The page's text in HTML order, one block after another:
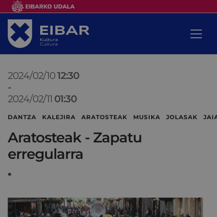
2024/02/1012:30
-
2024/02/11 01:30
DANTZA KALEJIRA ARATOSTEAK MUSIKA JOLASAK
Aratosteak - Zapatu
erregularra
*